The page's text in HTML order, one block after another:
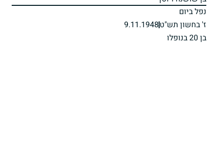
נפל ביום
ז' בחשון תש"ט9.11.1948
בן 20 בנופלו